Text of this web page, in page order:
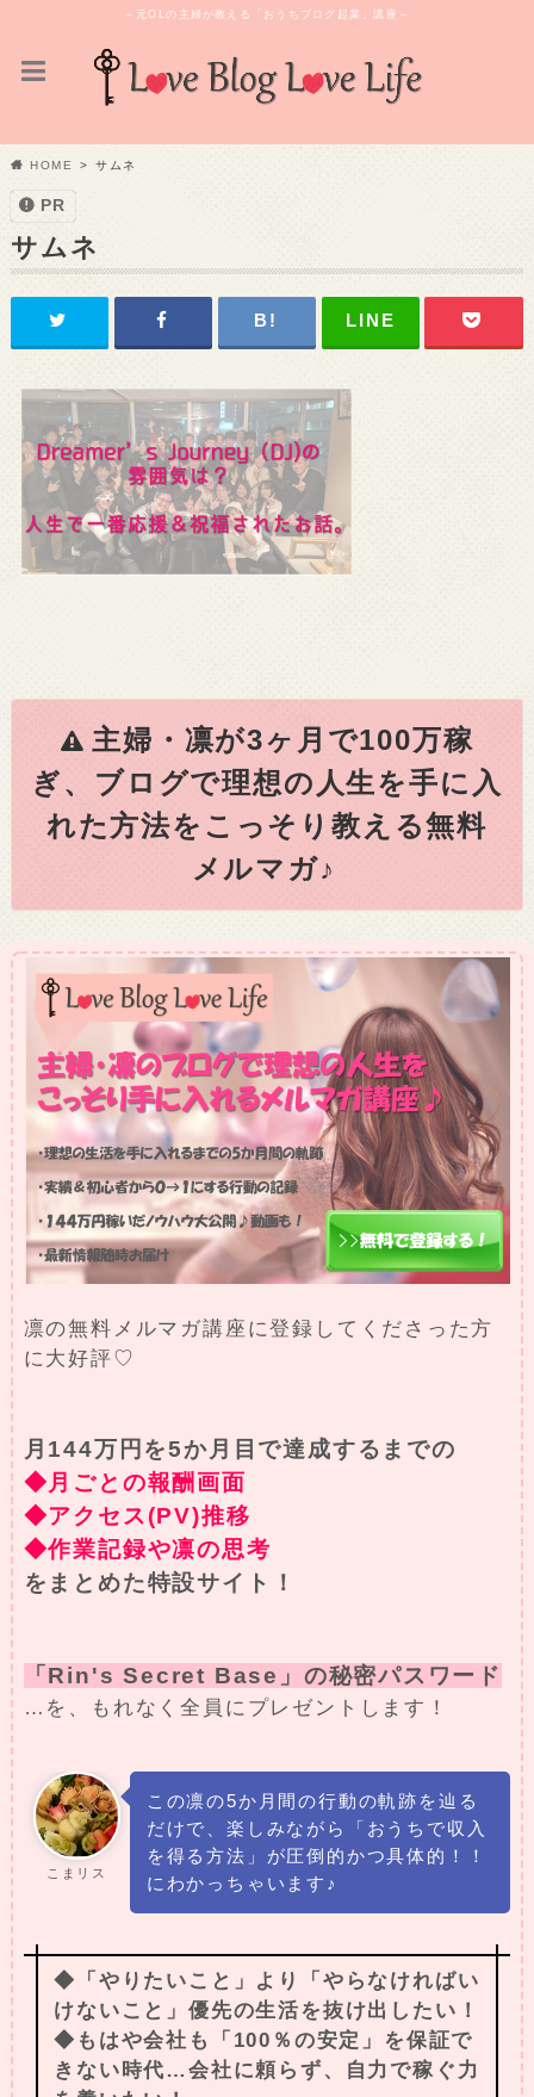
～元OLの主婦が教える「おうちブログ起業」講座～
HOME サムネ
PR
サムネ
主婦・凛が3ヶ月で100万稼
ぎ、ブログで理想の人生を手に入
れた方法をこっそり教える無料
メルマガ♪
凛の無料メルマガ講座に登録してくださった方
に大好評♡
月144万円を5か月目で達成するまでの
◆月ごとの報酬画面
◆アクセス(PV)推移
◆作業記録や凛の思考
をまとめた特設サイト！
「Rin's Secret Base」の秘密パスワード
…を、もれなく全員にプレゼントします！
こまリス
この凛の5か月間の行動の軌跡を辿る
だけで、楽しみながら「おうちで収入
を得る方法」が圧倒的かつ具体的！！
にわかっちゃいます♪
◆「やりたいこと」より「やらなければい
けないこと」優先の生活を抜け出したい！
◆もはや会社も「100％の安定」を保証で
きない時代…会社に頼らず、自力で稼ぐ力